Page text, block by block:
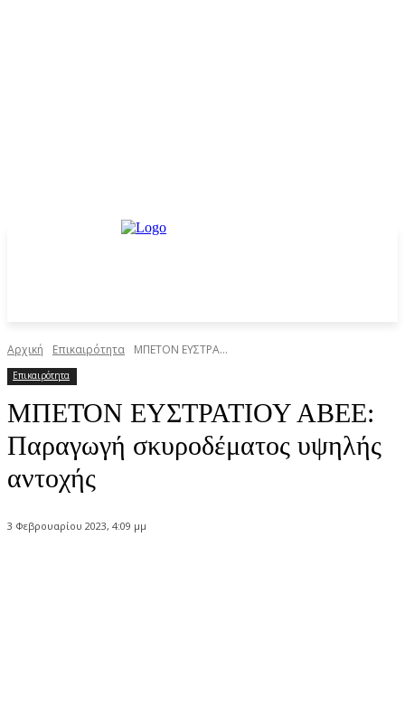
Αρχική Επικαιρότητα ΜΠΕΤΟΝ ΕΥΣΤΡΑ...
Επικαιρότητα
ΜΠΕΤΟΝ ΕΥΣΤΡΑΤΙΟΥ ΑΒΕΕ:
Παραγωγή σκυροδέματος υψηλής
αντοχής
3 Φεβρουαρίου 2023, 4:09 μμ